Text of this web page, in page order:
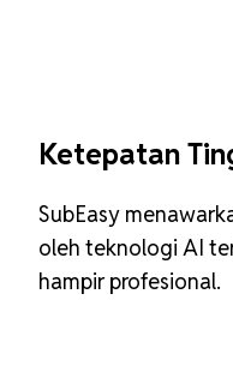
Ketepatan
SubEasy
oleh teknologi AI
hampir profesional.